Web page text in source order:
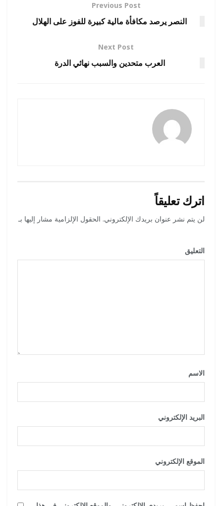
Previous Post
النصر يرصد مكافأة مالية كبيرة للفوز على الهلال
Next Post
العرب متحدين والسبب نهائي الدرة
اترك تعليقاً
لن يتم نشر عنوان بريدك الإلكتروني. الحقول الإلزامية مشار إليها بـ
التعليق
الاسم
البريد الإلكتروني
الموقع الإلكتروني